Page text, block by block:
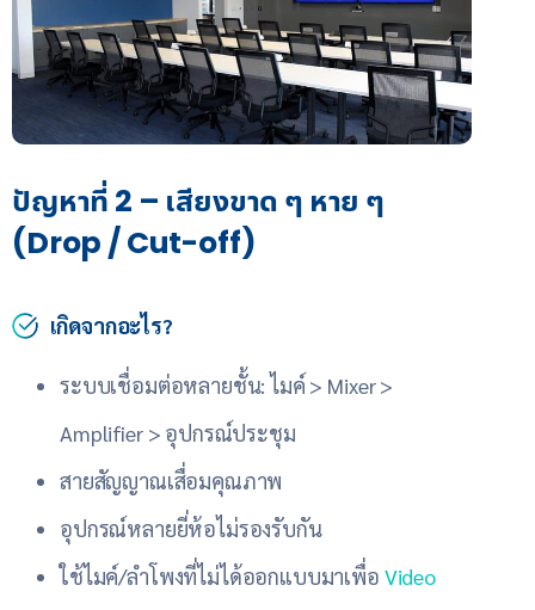
ปัญหาที่ 2 – เสียงขาด ๆ หาย ๆ
(Drop / Cut-off)
เกิดจากอะไร?
ระบบเชื่อมต่อหลายชั้น: ไมค์ > Mixer >
Amplifier > อุปกรณ์ประชุม
สายสัญญาณเสื่อมคุณภาพ
อุปกรณ์หลายยี่ห้อไม่รองรับกัน
ใช้ไมค์/ลำโพงที่ไม่ได้ออกแบบมาเพื่อ Video